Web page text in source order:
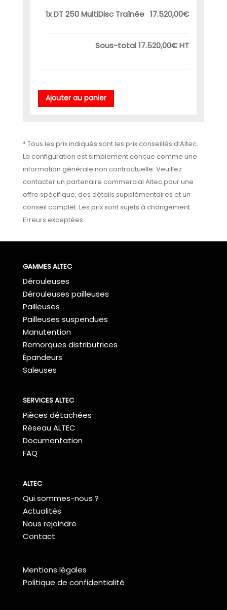
1xDT 250 MultiDisc Traînée 17.520,00€
Sous-total17.520,00€HT
Ajouter au panier
* Tous les prix indiqués sont les prix conseillés d’Altec.
La configuration est simplement conçue comme une
information générale non contractuelle. Veuillez
contacter un partenaire commercial Altec pour une
offre spécifique, des détails supplémentaires et un
conseil complet. Les prix sont sujets à changement.
Erreurs exceptées.
GAMMES ALTEC
Dérouleuses
Dérouleuses pailleuses
Pailleuses
Pailleuses suspendues
Manutention
Remorques distributrices
Épandeurs
Saleuses
SERVICES ALTEC
Pièces détachées
Réseau ALTEC
Documentation
FAQ
ALTEC
Qui sommes-nous ?
Actualités
Nous rejoindre
Contact
Mentions légales
Politique de confidentialité